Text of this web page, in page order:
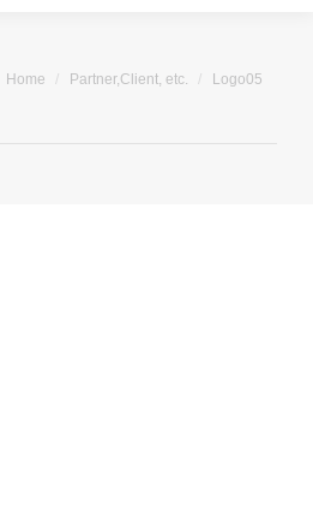
Je bent hier:
Home Partner,Client, etc. Logo05